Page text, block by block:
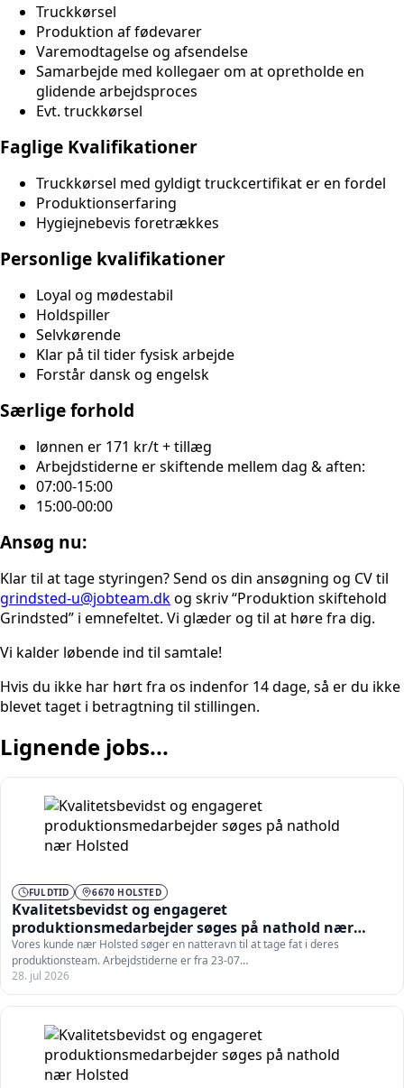
Truckkørsel
Produktion af fødevarer
Varemodtagelse og afsendelse
Samarbejde med kollegaer om at opretholde en
glidende arbejdsproces
Evt. truckkørsel
Faglige Kvalifikationer
Truckkørsel med gyldigt truckcertifikat er en fordel
Produktionserfaring
Hygiejnebevis foretrækkes
Personlige kvalifikationer
Loyal og mødestabil
Holdspiller
Selvkørende
Klar på til tider fysisk arbejde
Forstår dansk og engelsk
Særlige forhold
lønnen er 171 kr/t + tillæg
Arbejdstiderne er skiftende mellem dag & aften:
07:00-15:00
15:00-00:00
Ansøg nu:
Klar til at tage styringen? Send os din ansøgning og CV til
grindsted-u@jobteam.dkog skriv “Produktion skiftehold
Grindsted” i emnefeltet. Vi glæder og til at høre fra dig.
Vi kalder løbende ind til samtale!
Hvis du ikke har hørt fra os indenfor 14 dage, så er du ikke
blevet taget i betragtning til stillingen.
Lignende jobs...
FULDTID 6670 HOLSTED
Kvalitetsbevidst og engageret
produktionsmedarbejder søges på nathold nær
Holsted
Vores kunde nær Holsted søger en natteravn til at tage fat i deres
produktionsteam. Arbejdstiderne er fra 23-07…
28. jul 2026